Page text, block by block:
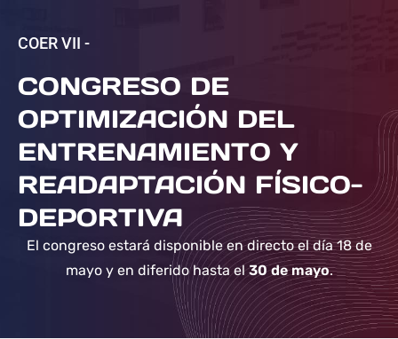
COER VII -
CONGRESO DE
OPTIMIZACIÓN DEL
ENTRENAMIENTO Y
READAPTACIÓN FÍSICO-
DEPORTIVA
El congreso estará disponible en directo el día 18 de
mayo y en diferido hasta el30 de mayo.